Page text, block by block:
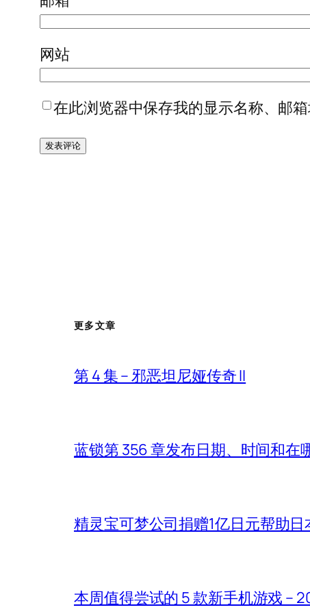
网站
在此浏览器中保存我的显示名称、邮
更多文章
第 4 集 – 邪恶坦尼娅传奇 II
蓝锁第 356 章发布日期、时间和在
精灵宝可梦公司捐赠1亿日元帮助
本周值得尝试的 5 款新手机游戏 –